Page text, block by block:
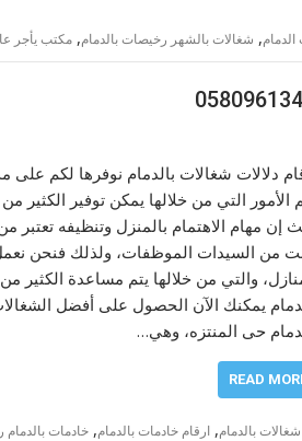
, شغالات بالشهر رخيصات بالدمام, مكتب يأجر
الأمور التي من خلالها يمكن توفير الكثير
إن مهام الاهتمام بالمنزل وتنظيفه
من السيدات الموظفات، ولذلك فنحن
والتي من خلالها يتم مساعدة الكثير
يمكنك الآن الحصول على أفضل
حى المنتزه، وهي…
READ
بالدمام, ارقام خادمات بالدمام, خادمات